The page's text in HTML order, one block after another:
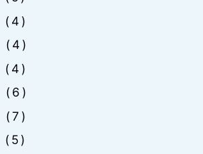
(4)
(4)
(4)
(6)
(7)
(5)